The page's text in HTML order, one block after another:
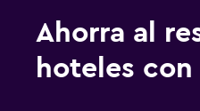
Ahorra al
hoteles